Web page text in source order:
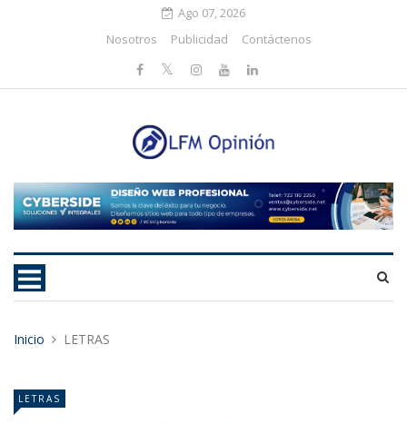
Ago 07, 2026
Nosotros
Publicidad Contáctenos
Inicio LETRAS
LETRAS